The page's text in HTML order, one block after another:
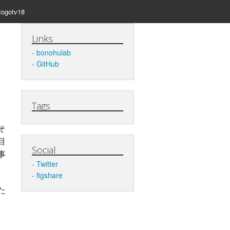
Links
bonohulab
GitHub
Tags
Social
Twitter
figshare